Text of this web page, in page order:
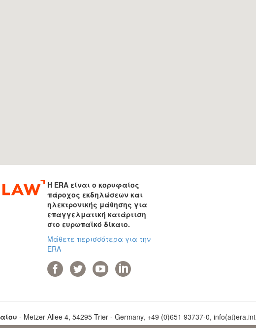
Η ERA είναι ο κορυφαίος
πάροχος εκδηλώσεων και
ηλεκτρονικής μάθησης για
επαγγελματική κατάρτιση
στο ευρωπαϊκό δίκαιο.
Μάθετε περισσότερα για την
ERA
- Metzer Allee 4, 54295 Trier - Germany, +49 (0)651 93737-0, info(at)era.int